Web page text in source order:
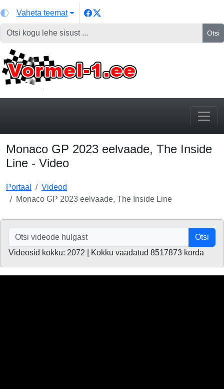
Vaheta teemat
Otsi
Monaco GP 2023 eelvaade, The Inside
Line - Video
Portaal
Videod
Monaco GP 2023 eelvaade, The Inside Line
Otsi
Videosid kokku: 2072 | Kokku vaadatud 8517873 korda